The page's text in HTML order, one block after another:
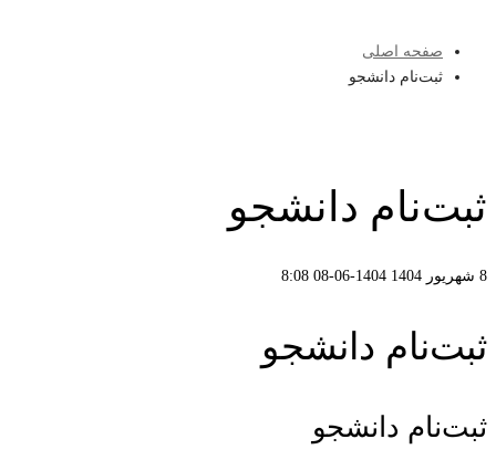
صفحه اصلی
ثبت‌نام دانشجو
ثبت‌نام دانشجو
8 شهریور 1404 1404-06-08 8:08
ثبت‌نام دانشجو
ثبت‌نام دانشجو